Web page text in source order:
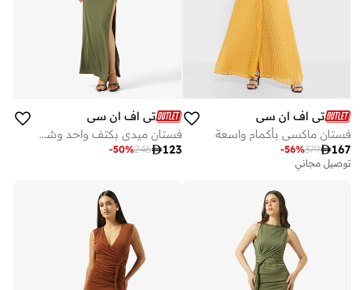
تي اف ان سي
فستان ماكسي بأكمام واسعة
167
379
-56%
توصيل مجاني
تي اف ان سي
فستان ميدي بكتف واحد وشق فخذ
123
246
-50%